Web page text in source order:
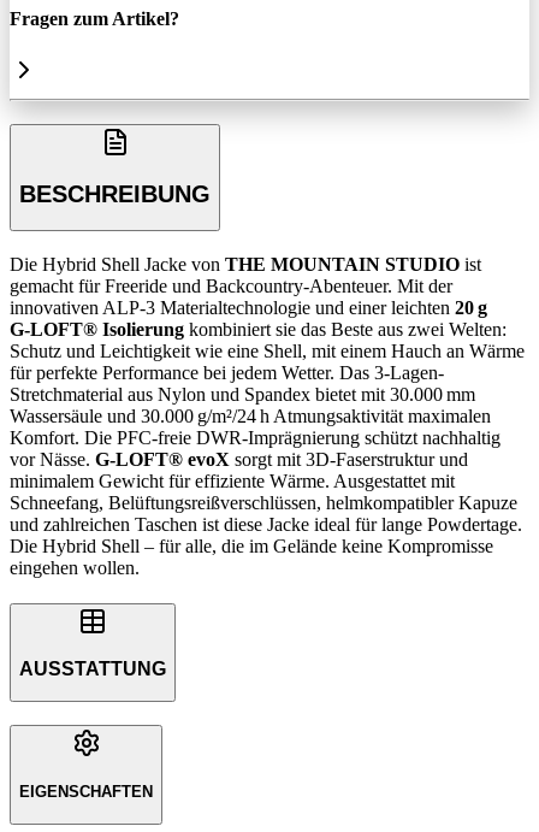
Fragen zum Artikel?
BESCHREIBUNG
Die Hybrid Shell Jacke von THE MOUNTAIN STUDIO ist
gemacht für Freeride und Backcountry-Abenteuer. Mit der
innovativen ALP‑3 Materialtechnologie und einer leichten 20 g
G‑LOFT® Isolierung kombiniert sie das Beste aus zwei Welten:
Schutz und Leichtigkeit wie eine Shell, mit einem Hauch an Wärme
für perfekte Performance bei jedem Wetter. Das 3‑Lagen-
Stretchmaterial aus Nylon und Spandex bietet mit 30.000 mm
Wassersäule und 30.000 g/m²/24 h Atmungsaktivität maximalen
Komfort. Die PFC-freie DWR-Imprägnierung schützt nachhaltig
vor Nässe. G‑LOFT® evoX sorgt mit 3D-Faserstruktur und
minimalem Gewicht für effiziente Wärme. Ausgestattet mit
Schneefang, Belüftungsreißverschlüssen, helmkompatibler Kapuze
und zahlreichen Taschen ist diese Jacke ideal für lange Powdertage.
Die Hybrid Shell – für alle, die im Gelände keine Kompromisse
eingehen wollen.
AUSSTATTUNG
EIGENSCHAFTEN